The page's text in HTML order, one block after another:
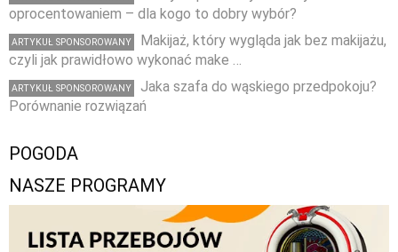
oprocentowaniem – dla kogo to dobry wybór?
ARTYKUŁ SPONSOROWANY
Makijaż, który wygląda jak bez makijażu,
czyli jak prawidłowo wykonać make …
ARTYKUŁ SPONSOROWANY
Jaka szafa do wąskiego przedpokoju?
Porównanie rozwiązań
POGODA
NASZE PROGRAMY